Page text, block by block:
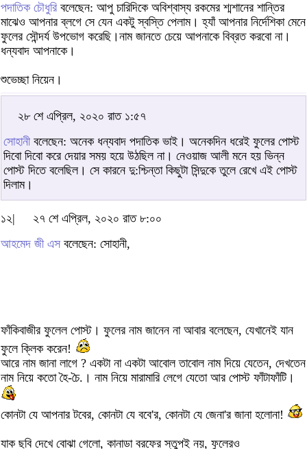
পদাতিক চৌধুরি বলেছেন: আপু চারিদিকে অবিশ্বাস্য রকমের শ্মশানের শান্তির
মাঝেও আপনার ব্লগে সে যেন একটু স্বস্তি পেলাম। হ্যাঁ আপনার নির্দেশিকা মেনে
ফুলের সৌন্দর্য উপভোগ করেছি।নাম জানতে চেয়ে আপনাকে বিব্রত করবো না।
ধন্যবাদ আপনাকে।
শুভেচ্ছা নিয়েন।
২৮ শে এপ্রিল, ২০২০ রাত ১:৫৭
সোহানীবলেছেন: অনেক ধন্যবাদ পদাতিক ভাই। অনেকদিন ধরেই ফুলের পোস্ট
দিবো দিবো করে দেয়ার সময় হয়ে উঠছিল না। নেওয়াজ আলী মনে হয় ভিন্ন
পোস্ট দিতে বলেছিল। সে কারনে দু:শ্চিন্তা কিছুটা সিন্দুকে তুলে রেখে এই পোস্ট
দিলাম।
১২|
২৭ শে এপ্রিল, ২০২০ রাত ৮:০০
আহমেদ জী এস বলেছেন: সোহানী,
ফাঁকিবাজীর ফুলেল পোস্ট। ফুলের নাম জানেন না আবার বলেছেন, যেখানেই যান
ফুলে ক্লিক করেন!
আরে নাম জানা লাগে ? একটা না একটা আবোল তাবোল নাম দিয়ে যেতেন, দেখতেন
নাম নিয়ে কতো হৈ-চৈ.। নাম নিয়ে মারামারি লেগে যেতো আর পোস্ট ফাঁটাফাঁটি।
কোনটা যে আপনার টবের, কোনটা যে ববে'র, কোনটা যে জেনা'র জানা হলোনা!
যাক ছবি দেখে বোঝা গেলো, কানাডা বরফের স্তুপই নয়, ফুলেরও